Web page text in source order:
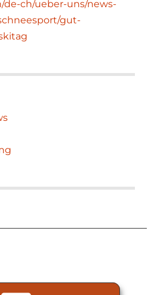
de-ch/ueber-uns/news-
gut-